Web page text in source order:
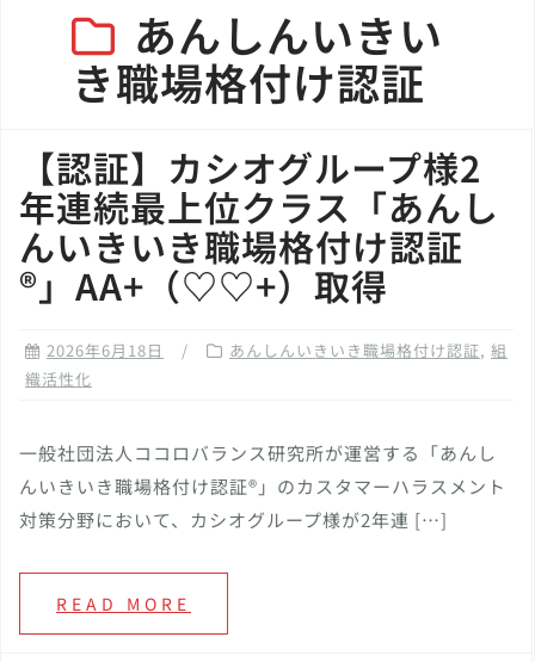
あんしんいきい
き職場格付け認証
【認証】カシオグループ様2
年連続最上位クラス「あんし
んいきいき職場格付け認証
®️」AA+（♡♡+）取得
2026年6月18日 あんしんいきいき職場格付け認証, 組
織活性化
一般社団法人ココロバランス研究所が運営する「あんし
んいきいき職場格付け認証®️」のカスタマーハラスメント
対策分野において、カシオグループ様が2年連 […]
READ MORE